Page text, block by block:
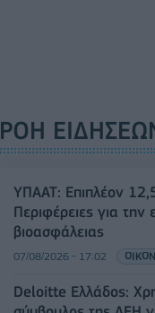
ΡΟΗ
ΥΠΑΑΤ: Επιπλέον
Περιφέρειες για την
βιοασφάλειας
07/08/2026 - 17:02
Deloitte Ελλάδος: